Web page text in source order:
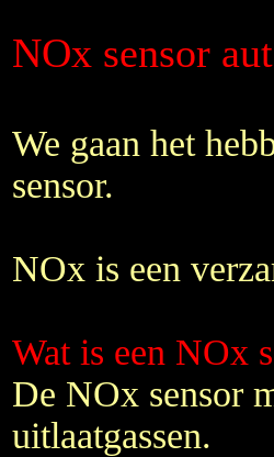
NOx sensor
We gaan het
sensor.
NOx is een
Wat is een NOx
De NOx sensor
uitlaatgassen.